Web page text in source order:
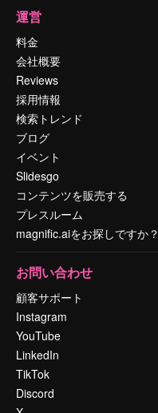
運営
料金
会社概要
Reviews
採用情報
検索トレンド
ブログ
イベント
Slidesgo
コンテンツを販売する
プレスルーム
magnific.aiをお探しですか？
お問い合わせ
顧客サポート
Instagram
YouTube
LinkedIn
TikTok
Discord